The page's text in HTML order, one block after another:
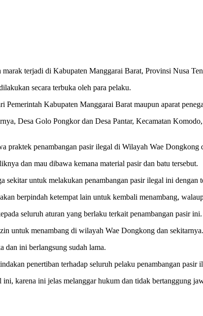
terjadi di Kabupaten Manggarai Barat, Provinsi Nusa
secara terbuka oleh para pelaku.
Pemerintah Kabupaten Manggarai Barat maupun aparat
Desa Golo Pongkor dan Desa Pantar, Kecamatan
praktek penambangan pasir ilegal di Wilayah Wae Dongkong
dan mau dibawa kemana material pasir dan batu tersebut.
sekitar untuk melakukan penambangan pasir ilegal ini dengan
berpindah ketempat lain untuk kembali menambang,
seluruh aturan yang berlaku terkait penambangan pasir ini.
untuk menambang di wilayah Wae Dongkong dan sekitarnya.
dan ini berlangsung sudah lama.
penertiban terhadap seluruh pelaku penambangan
karena ini jelas melanggar hukum dan tidak bertanggung